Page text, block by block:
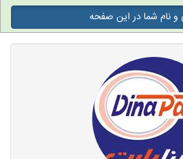
نام شما در این صفحه